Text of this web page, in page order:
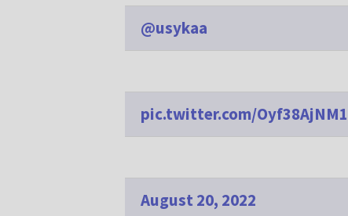
@usykaa
pic.twitter.com/Oyf38AjNM1
August 20, 2022